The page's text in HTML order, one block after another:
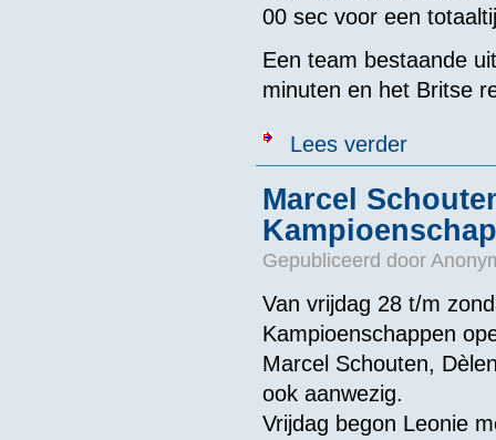
00 sec voor een
Een team bestaande
minuten en het Britse
Lees verderover Dutch
Marcel
Gepubliceerd door
Van vrijdag 28 t/m
Kampioenschappen
Marcel Schouten,
ook aanwezig.
Vrijdag begon Leonie